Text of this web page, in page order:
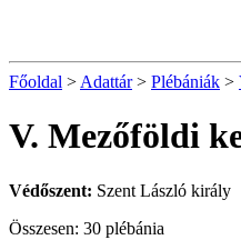
Főoldal > Adattár> Plébániák >
V. Mezőföldi
Védőszent: Szent László király
Összesen: 30 plébánia